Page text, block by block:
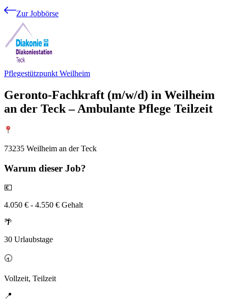
Zur Jobbörse
Pflegestützpunkt Weilheim
Geronto-Fachkraft (m/w/d) in Weilheim
an der Teck – Ambulante Pflege Teilzeit
73235 Weilheim an der Teck
Warum dieser Job?
💶
4.050 € - 4.550 € Gehalt
🌴
30 Urlaubstage
🕣
Vollzeit, Teilzeit
📍